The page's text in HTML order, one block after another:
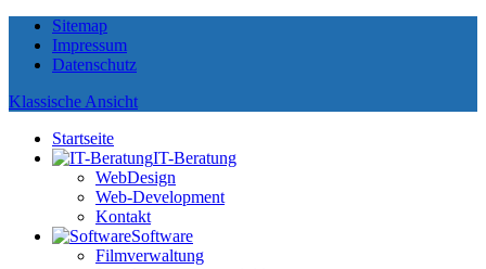
Sitemap
Impressum
Datenschutz
Klassische Ansicht
Startseite
IT-Beratung
WebDesign
Web-Development
Kontakt
Software
Filmverwaltung